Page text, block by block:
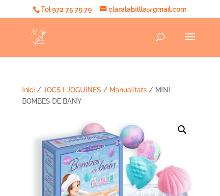
Tel 972 75 79 79 claralabitlla@gmail.com
Inici/ JOCS I JOGUINES / Manualitats/ MINI
BOMBES DE BANY